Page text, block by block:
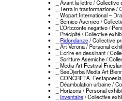
_ Avant la lettre /
_ Terra in trasformazione
_ Wopart International –
_ Semico Asemico /
_ L’Orizzonte negativo /
_ Précipité / Collective
Ridondanze/ Collective
_ Art Verona / Personal
_ Écrire en dessinant /
_ Scritture Asemiche /
_ Media Art Festival
_ SeeDjerba Media Art
_ CONCRETA.
_ Déambulation urbaine /
_ Horizons / Personal
Inventaire/ Collective